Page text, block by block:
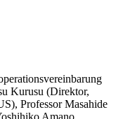
Kurusu (Direktor,
Professor Masahide
Amano